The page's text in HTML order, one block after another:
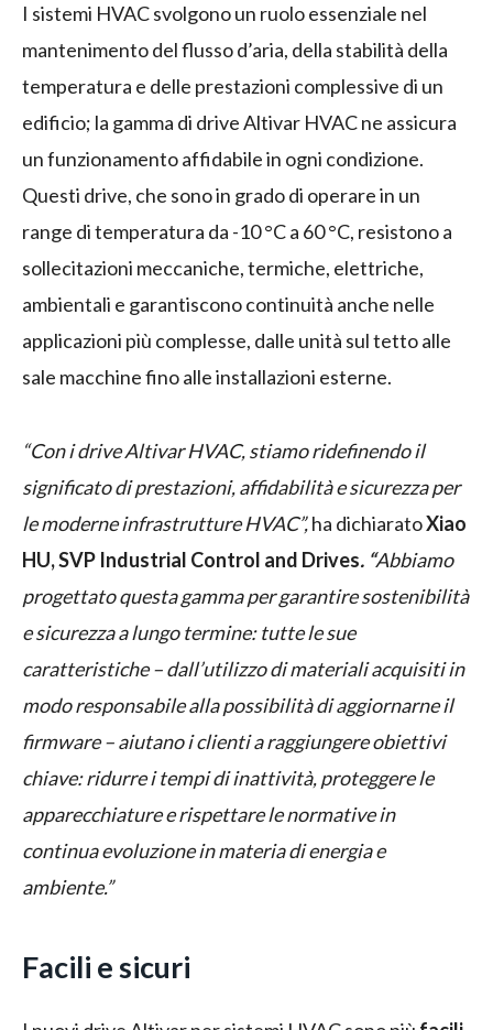
I sistemi HVAC svolgono un ruolo essenziale nel
mantenimento del flusso d’aria, della stabilità della
temperatura e delle prestazioni complessive di un
edificio; la gamma di drive Altivar HVAC ne assicura
un funzionamento affidabile in ogni condizione.
Questi drive, che sono in grado di operare in un
range di temperatura da -10 °C a 60 °C, resistono a
sollecitazioni meccaniche, termiche, elettriche,
ambientali e garantiscono continuità anche nelle
applicazioni più complesse, dalle unità sul tetto alle
sale macchine fino alle installazioni esterne.
“Con i drive Altivar HVAC, stiamo ridefinendo il
significato di prestazioni, affidabilità e sicurezza per
le moderne infrastrutture HVAC”,ha dichiaratoXiao
HU, SVP Industrial Control and Drives. “Abbiamo
progettato questa gamma per garantire sostenibilità
e sicurezza a lungo termine: tutte le sue
caratteristiche – dall’utilizzo di materiali acquisiti in
modo responsabile alla possibilità di aggiornarne il
firmware – aiutano i clienti a raggiungere obiettivi
chiave: ridurre i tempi di inattività, proteggere le
apparecchiature e rispettare le normative in
continua evoluzione in materia di energia e
ambiente.”
Facili e sicuri